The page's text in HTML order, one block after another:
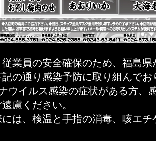
業員の安全確保のため、福島県
記の通り感染予防に取り組んでお
ウイルス感染の症状がある方、
慮ください。
には、検温と手指の消毒、咳エ